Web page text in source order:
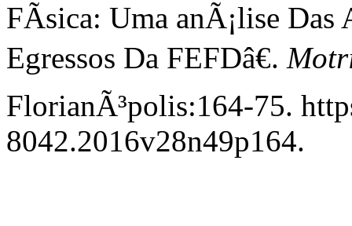
FÃ­sica: Uma anÃ¡lise Das
Egressos Da FEFDâ€.
FlorianÃ³polis:164-75.
8042.2016v28n49p164.